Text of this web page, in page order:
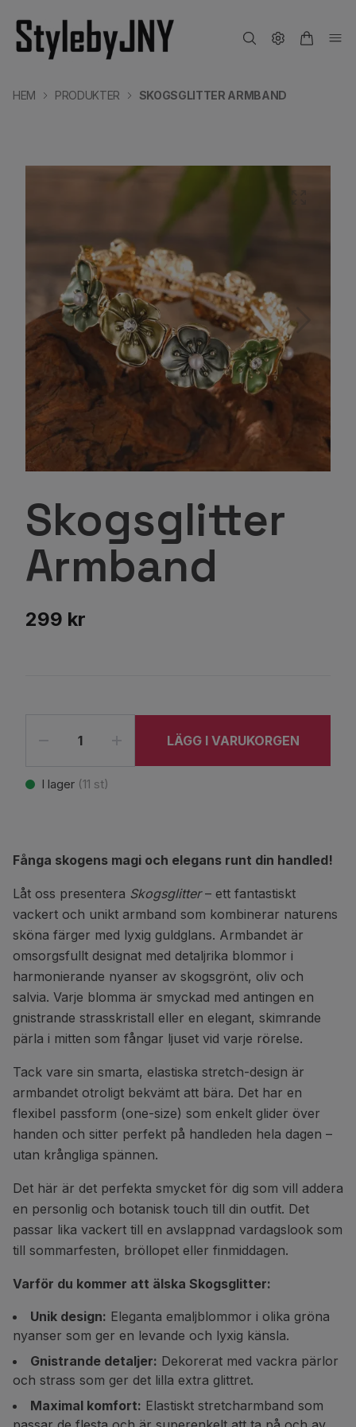
HEM PRODUKTER SKOGSGLITTER ARMBAND
Skogsglitter
Armband
299 kr
LÄGG I VARUKORGEN
I lager (11 st)
Fånga skogens magi och elegans runt din handled!
Låt oss presentera Skogsglitter– ett fantastiskt
vackert och unikt armband som kombinerar naturens
sköna färger med lyxig guldglans. Armbandet är
omsorgsfullt designat med detaljrika blommor i
harmonierande nyanser av skogsgrönt, oliv och
salvia. Varje blomma är smyckad med antingen en
gnistrande strasskristall eller en elegant, skimrande
pärla i mitten som fångar ljuset vid varje rörelse.
Tack vare sin smarta, elastiska stretch-design är
armbandet otroligt bekvämt att bära. Det har en
flexibel passform (one-size) som enkelt glider över
handen och sitter perfekt på handleden hela dagen –
utan krångliga spännen.
Det här är det perfekta smycket för dig som vill addera
en personlig och botanisk touch till din outfit. Det
passar lika vackert till en avslappnad vardagslook som
till sommarfesten, bröllopet eller finmiddagen.
Varför du kommer att älska Skogsglitter:
Unik design: Eleganta emaljblommor i olika gröna
nyanser som ger en levande och lyxig känsla.
Gnistrande detaljer: Dekorerat med vackra pärlor
och strass som ger det lilla extra glittret.
Maximal komfort: Elastiskt stretcharmband som